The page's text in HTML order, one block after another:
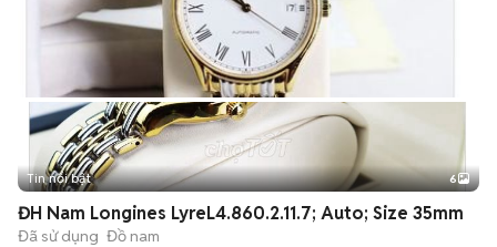
+2
Tin nổi bật 6
ĐH Nam Longines LyreL4.860.2.11.7; Auto; Size 35mm
Đã sử dụng Đồ nam